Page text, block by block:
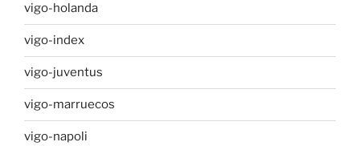
vigo-holanda
vigo-index
vigo-juventus
vigo-marruecos
vigo-napoli